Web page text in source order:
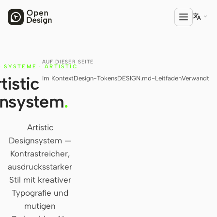
PRODUKT
Open Design
HTML Anything
Codex Slides
Open Design Plugin
AGENT
Codex
Cursor Agent

AUF DIESER SEITE
Im KontextDesign-TokensDESIGN.md-LeitfadenVerwandt
SYSTEME · ARTISTIC
.
Artistic
Designsystem —
Kontrastreicher,
ausdrucksstarker
Stil mit kreativer
Typografie und
mutigen